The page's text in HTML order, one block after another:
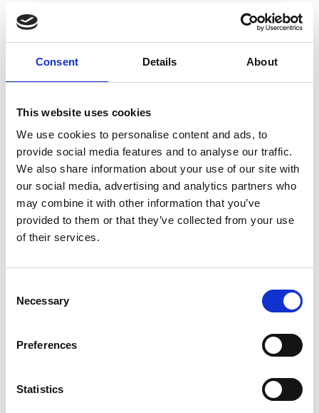
Consent Details About
This website uses cookies
We use cookies to personalise content and ads, to
provide social media features and to analyse our traffic.
We also share information about your use of our site with
our social media, advertising and analytics partners who
may combine it with other information that you’ve
provided to them or that they’ve collected from your use
of their services.
Selection
Necessary
Preferences
Statistics
Was enthält das White
Paper?
EDI hat viele Vorteile: Schnelle
niedrige Kosten sind nur einige davon. Der
Einstieg in das Thema hält allerdings einige
Hürden parat, denn EDI ist ein sehr
technisches, komplexes Thema, dessen
Bandbreite für Neueinsteiger
unüberschaubar anmuten kann. In unserem
White Paper geben wir EDI-Neulingen einen
leicht verständlichen Einblick in die
Was ist elektronischer Datenaustausch?